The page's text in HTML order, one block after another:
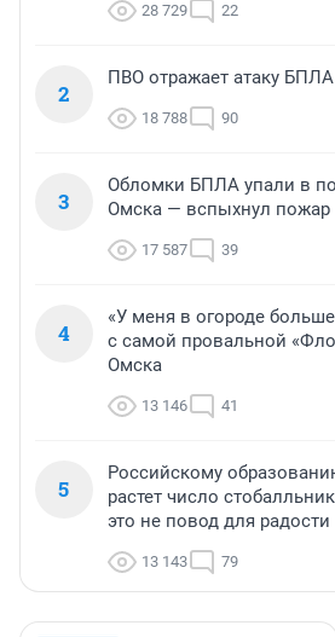
28 729 22
2
ПВО отражает атаку
18 788 90
3
Обломки БПЛА упали в
Омска — вспыхнул пожар
17 587 39
4
«У меня в огороде
с самой провальной
Омска
13 146 41
5
Российскому
растет число
это не повод для радости
13 143 79